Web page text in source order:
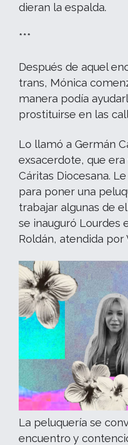
dieran la espalda.
***
Después de aquel
trans, Mónica
manera podía
prostituirse en las
Lo llamó a Germán
exsacerdote, que
Cáritas Diocesana.
para poner una
trabajar algunas de
se inauguró Lourdes
Roldán, atendida por
La peluquería se
encuentro y